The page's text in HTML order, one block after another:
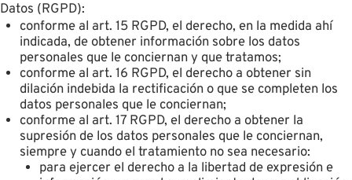
Datos (RGPD):
conforme al art. 15 RGPD, el derecho, en la medida ahí
indicada, de obtener información sobre los datos
personales que le conciernan y que tratamos;
conforme al art. 16 RGPD, el derecho a obtener sin
dilación indebida la rectificación o que se completen los
datos personales que le conciernan;
conforme al art. 17 RGPD, el derecho a obtener la
supresión de los datos personales que le conciernan,
siempre y cuando el tratamiento no sea necesario:
para ejercer el derecho a la libertad de expresión e